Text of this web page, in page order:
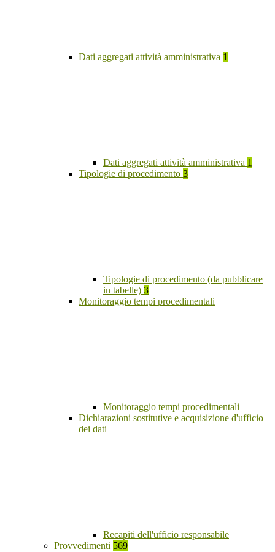
Dati aggregati attività amministrativa 1
Dati aggregati attività amministrativa 1
Tipologie di procedimento 3
Tipologie di procedimento (da pubblicare
in tabelle) 3
Monitoraggio tempi procedimentali
Monitoraggio tempi procedimentali
Dichiarazioni sostitutive e acquisizione d'ufficio
dei dati
Recapiti dell'ufficio responsabile
Provvedimenti 569